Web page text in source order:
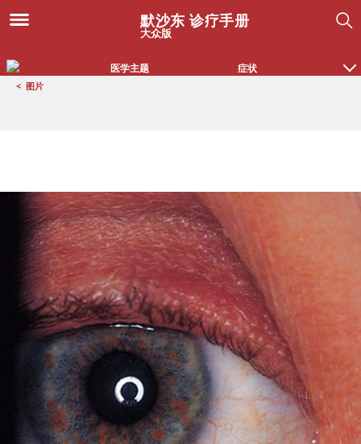
默沙东 诊疗手册
大众版
医学主题 症状
< 图片